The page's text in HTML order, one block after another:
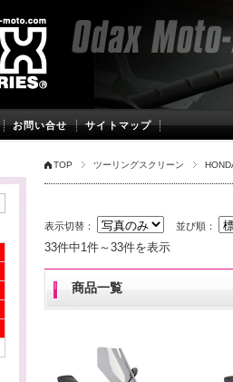
お問い合せ サイトマップ
TOP ツーリングスクリーン
表示切替： 並び順：
33件中1件～33件を表示
商品一覧